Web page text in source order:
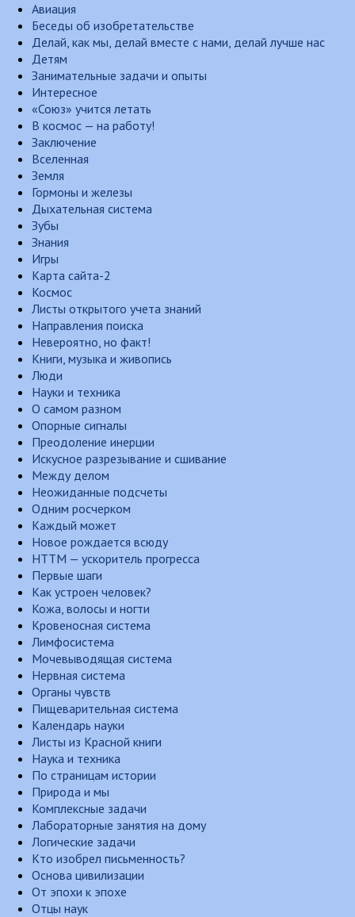
Авиация
Беседы об изобретательстве
Делай, как мы, делай вместе с нами, делай лучше нас
Детям
Занимательные задачи и опыты
Интересное
«Союз» учится летать
В космос — на работу!
Заключение
Вселенная
Земля
Гормоны и железы
Дыхательная система
Зубы
Знания
Игры
Карта сайта-2
Космос
Листы открытого учета знаний
Направления поиска
Невероятно, но факт!
Книги, музыка и живопись
Люди
Науки и техника
О самом разном
Опорные сигналы
Преодоление инерции
Искусное разрезывание и сшивание
Между делом
Неожиданные подсчеты
Одним росчерком
Каждый может
Новое рождается всюду
НТТМ — ускоритель прогресса
Первые шаги
Как устроен человек?
Кожа, волосы и ногти
Кровеносная система
Лимфосистема
Мочевыводящая система
Нервная система
Органы чувств
Пищеварительная система
Календарь науки
Листы из Красной книги
Наука и техника
По страницам истории
Природа и мы
Комплексные задачи
Лабораторные занятия на дому
Логические задачи
Кто изобрел письменность?
Основа цивилизации
От эпохи к эпохе
Отцы наук